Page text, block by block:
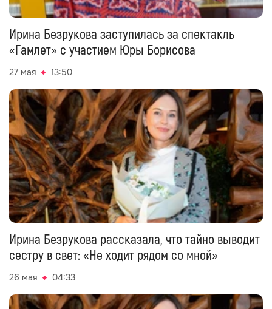
Ирина Безрукова заступилась за спектакль
«Гамлет» с участием Юры Борисова
27 мая 13:50
Ирина Безрукова рассказала, что тайно выводит
сестру в свет: «Не ходит рядом со мной»
26 мая 04:33